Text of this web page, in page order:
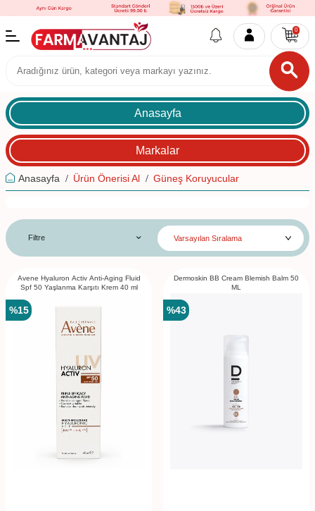
0
Anasayfa
Markalar
Anasayfa Ürün Önerisi Al Güneş Koruyucular
Filtre
Avene Hyaluron Activ Anti-Aging Fluid
Spf 50 Yaşlanma Karşıtı Krem 40 ml
%15
Dermoskin BB Cream Blemish Balm 50
ML
%43